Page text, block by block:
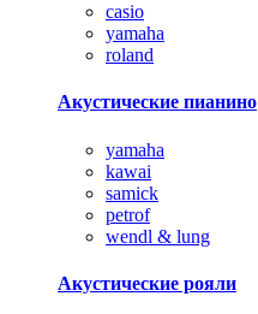
casio
yamaha
roland
Акустические пианино
yamaha
kawai
samick
petrof
wendl & lung
Акустические рояли